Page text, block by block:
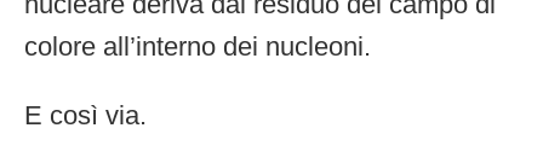
colore all’interno dei nucleoni.
E così via.